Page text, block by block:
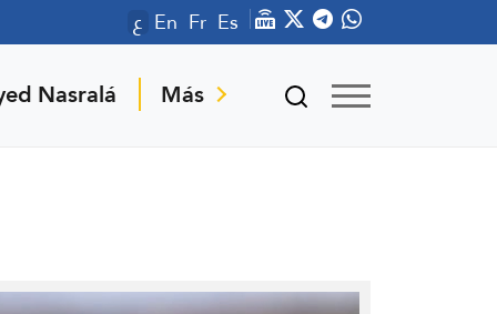
ع En Fr Es
Nasralá Más